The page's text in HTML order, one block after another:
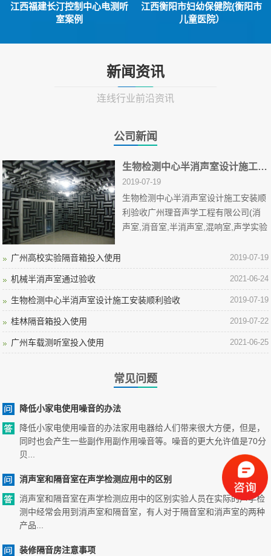
江西福建长汀控制中心电测听
室案例
江西衡阳市妇幼保健院(衡阳市
儿童医院）
新闻资讯
连线行业前沿资讯
公司新闻
生物检测中心半消声室设计施工安装顺利验收
2019-07-19
生物检测中心半消声室设计施工安装顺
利验收广州理音声学工程有限公司(消
声室,消音室,半消声室,混响室,声学实验
广州高校实验隔音箱投入使用 2019-07-19
机械半消声室通过验收 2021-06-24
生物检测中心半消声室设计施工安装顺利验收 2019-07-19
桂林隔音箱投入使用 2019-07-22
广州车载测听室投入使用 2021-06-25
常见问题
降低小家电使用噪音的办法
降低小家电使用噪音的办法家用电器给人们带来很大方便，但是，
同时也会产生一些副作用副作用噪音等。噪音的更大允许值是70分
贝...
消声室和隔音室在声学检测应用中的区别
消声室和隔音室在声学检测应用中的区别实验人员在实际的声学检
测中经常会用到消声室和隔音室，有人对于隔音室和消声室的两种
产品...
装修隔音房注意事项